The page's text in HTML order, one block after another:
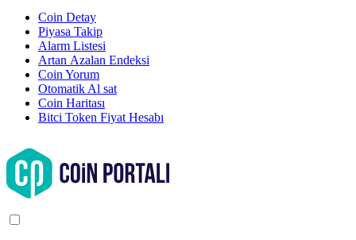
Coin Detay
Piyasa Takip
Alarm Listesi
Artan Azalan Endeksi
Coin Yorum
Otomatik Al sat
Coin Haritası
Bitci Token Fiyat Hesabı